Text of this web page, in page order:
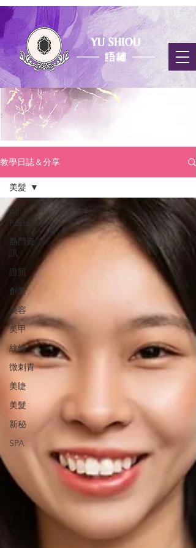
​教學日誌
＆分享
教學日誌＆分享
All
Posts
熱門資
訊
證照
創業
美容
美甲
紋繡
微刺青
美睫
美髮
新秘
SPA
美髮